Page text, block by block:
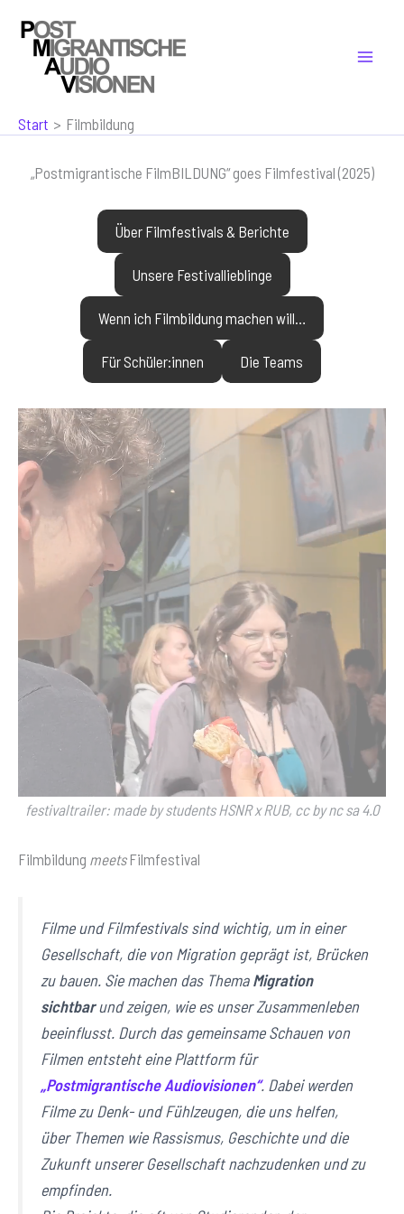
Inhalt
springen
Start Filmbildung
„Postmigrantische FilmBILDUNG“ goes Filmfestival (2025)
Über Filmfestivals & Berichte
Unsere Festivallieblinge
Wenn ich Filmbildung machen will…
Für Schüler:innen Die Teams
festivaltrailer: made by students HSNR x RUB, cc by nc sa 4.0
Filmbildung meetsFilmfestival
Filme und Filmfestivals sind wichtig, um in einer
Gesellschaft, die von Migration geprägt ist, Brücken
zu bauen. Sie machen das ThemaMigration
sichtbarund zeigen, wie es unser Zusammenleben
beeinflusst. Durch das gemeinsame Schauen von
Filmen entsteht eine Plattform für
„Postmigrantische Audiovisionen“. Dabei werden
Filme zu Denk- und Fühlzeugen, die uns helfen,
über Themen wie Rassismus, Geschichte und die
Zukunft unserer Gesellschaft nachzudenken und zu
empfinden.